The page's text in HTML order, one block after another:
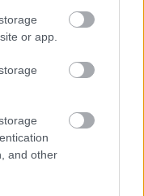
or app.
and other